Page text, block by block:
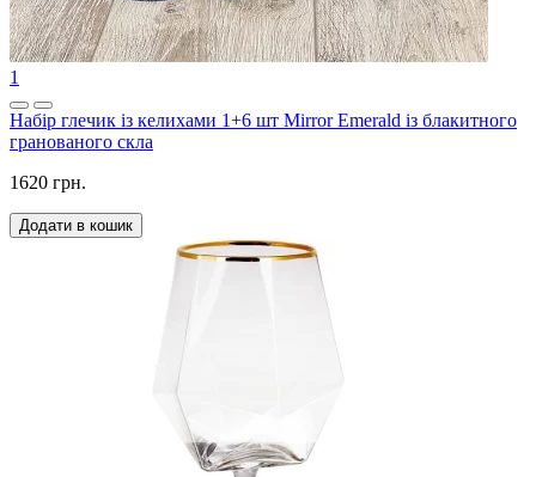
1
Набір глечик із келихами 1+6 шт Mirror Emerald із блакитного
гранованого скла
1620 грн.
Додати в кошик